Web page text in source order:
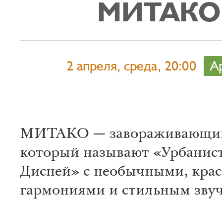
МИТАКО
2 апреля, среда, 20:00
МИТАКО —
который называют
Дисней» с необычными,
гармониями и стильным